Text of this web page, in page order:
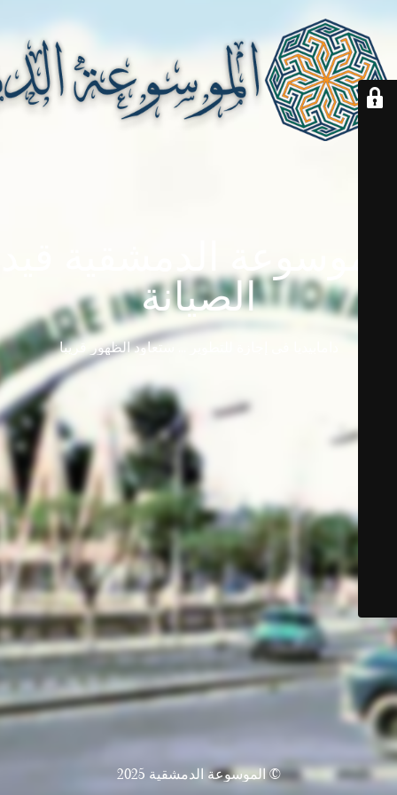
الصيانة
دامابيديا في إجازة للتطوير ... ستعاود الظهور قريباً
© الموسوعة الدمشقية 2025